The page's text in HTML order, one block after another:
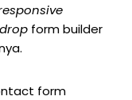
form builder
form